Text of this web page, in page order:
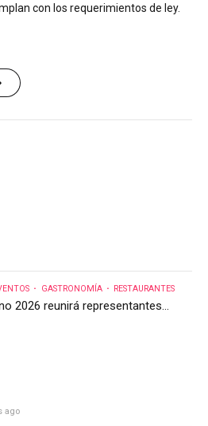
con los requerimientos de ley.
GASTRONOMÍA RESTAURANTES
2026 reunirá representantes
ago